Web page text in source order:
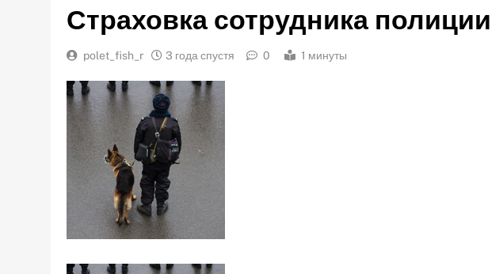
Страховка сотрудника полиции
polet_fish_r 3 года спустя 0 1 минуты